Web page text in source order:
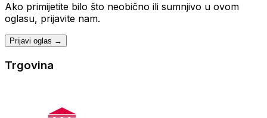
Ako primijetite bilo što neobično ili sumnjivo u ovom
oglasu, prijavite nam.
Prijavi oglas →
Trgovina